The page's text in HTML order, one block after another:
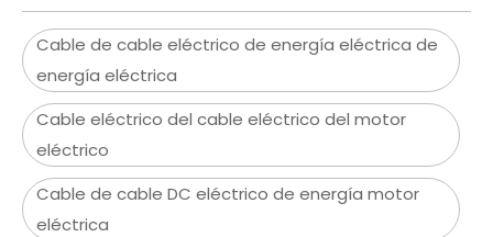
Cable de cable eléctrico de energía eléctrica de
energía eléctrica
Cable eléctrico del cable eléctrico del motor
eléctrico
Cable de cable DC eléctrico de energía motor
eléctrica